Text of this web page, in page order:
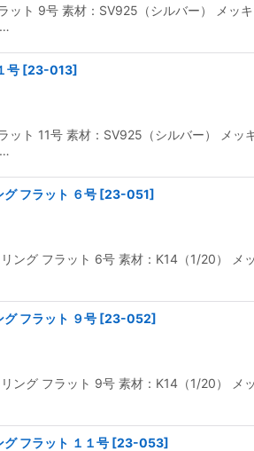
ット 9号 素材：SV925（シルバー） メッ
号 [23-013]
ット 11号 素材：SV925（シルバー） メ
フラット ６号 [23-051]
ング フラット 6号 素材：K14（1/20） メ
フラット ９号 [23-052]
ング フラット 9号 素材：K14（1/20） メ
フラット １１号 [23-053]